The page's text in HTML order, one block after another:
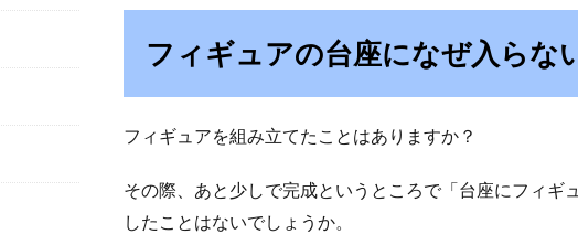
フィギュアの台座になぜ入らな
フィギュアを組み立てたことはありますか？
その際、あと少しで完成というところで「台座にフィギ
したことはないでしょうか。